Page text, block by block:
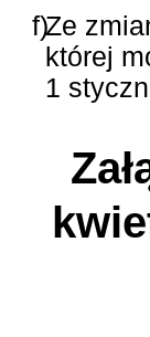
f)Ze
której
1